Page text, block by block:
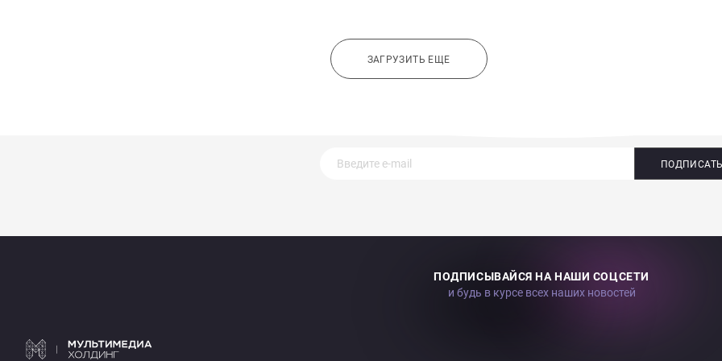
ЗАГРУЗИТЬ ЕЩЕ
ПОДПИСЫВАЙСЯ НА НАШИ СОЦСЕТИ
и будь в курсе всех наших новостей